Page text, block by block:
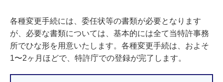
各種変更手続には、委任状等の書類が必要となります
が、必要な書類については、基本的には全て当特許事務
所でひな形を用意いたします。各種変更手続は、およそ
1〜2ヶ月ほどで、特許庁での登録が完了します。